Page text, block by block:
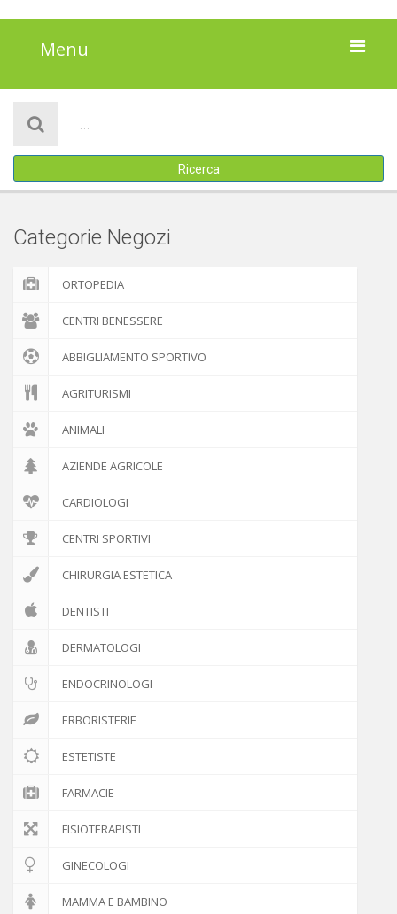
Menu
ATTIVITÀ
IL PROGETTO
Ricerca
Categorie Negozi
ORTOPEDIA
CENTRI BENESSERE
ABBIGLIAMENTO SPORTIVO
AGRITURISMI
ANIMALI
AZIENDE AGRICOLE
CARDIOLOGI
CENTRI SPORTIVI
CHIRURGIA ESTETICA
DENTISTI
DERMATOLOGI
ENDOCRINOLOGI
ERBORISTERIE
ESTETISTE
FARMACIE
FISIOTERAPISTI
GINECOLOGI
MAMMA E BAMBINO